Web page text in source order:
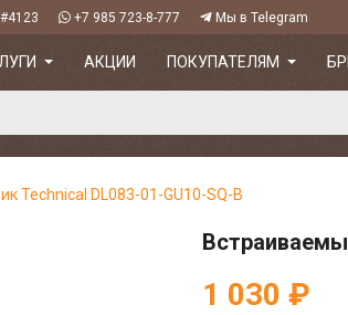
+7 985 723-8-777 Мы в Telegram
АКЦИИ ПОКУПАТЕЛЯМ
Technical DL083-01-GU10-SQ-B
1 030 ₽